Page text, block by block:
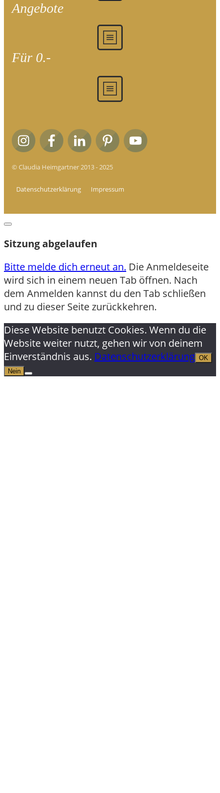
Angebote
Für 0.-
© Claudia Heimgartner 2013 - 2025
Datenschutzerklärung Impressum
Dialog
Sitzung abgelaufen
Bitte melde dich erneut an. Die Anmeldeseite
wird sich in einem neuen Tab öffnen. Nach
dem Anmelden kannst du den Tab schließen
und zu dieser Seite zurückkehren.
Diese Website benutzt Cookies. Wenn du die
Website weiter nutzt, gehen wir von deinem
Einverständnis aus. Datenschutzerklärung OK
Nein